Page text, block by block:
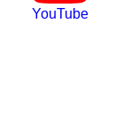
YouTube